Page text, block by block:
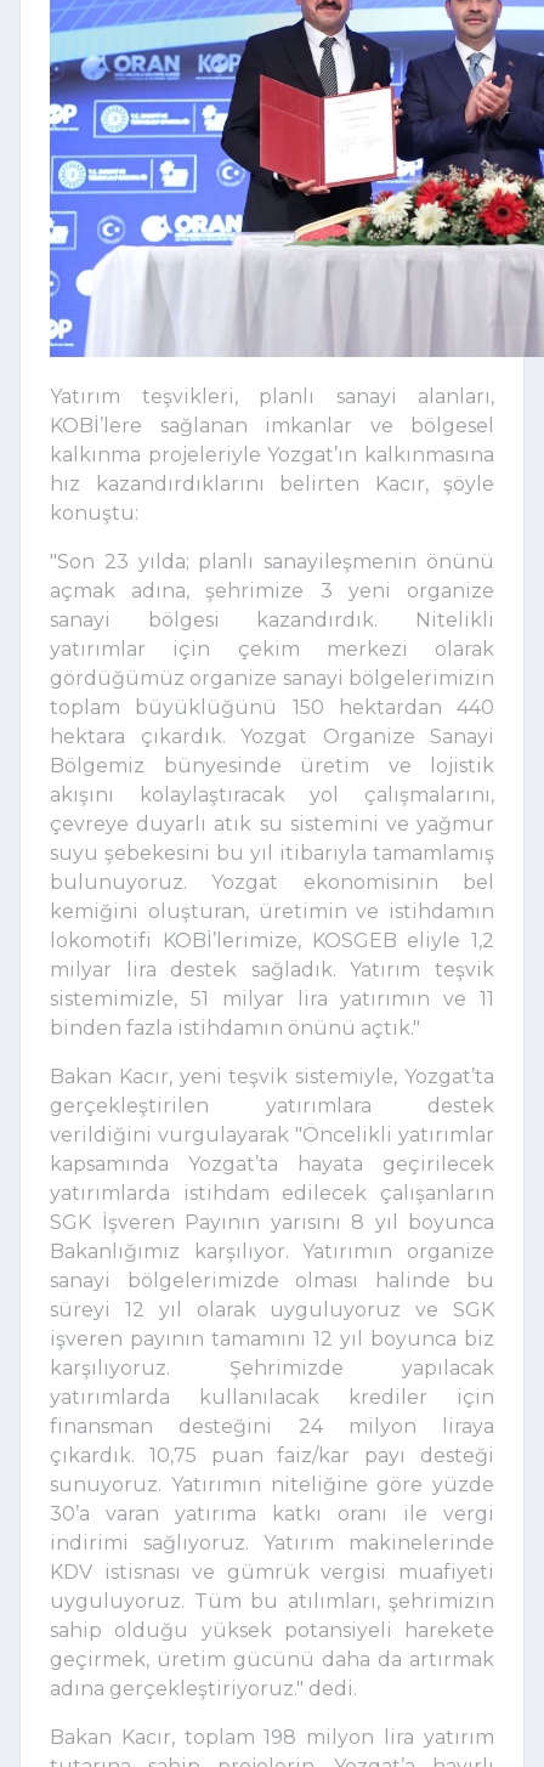
Yatırım teşvikleri, planlı sanayi alanları,
KOBİ’lere sağlanan imkanlar ve bölgesel
kalkınma projeleriyle Yozgat’ın kalkınmasına
hız kazandırdıklarını belirten Kacır, şöyle
konuştu:
"Son 23 yılda; planlı sanayileşmenin önünü
açmak adına, şehrimize 3 yeni organize
sanayi bölgesi kazandırdık. Nitelikli
yatırımlar için çekim merkezi olarak
gördüğümüz organize sanayi bölgelerimizin
toplam büyüklüğünü 150 hektardan 440
hektara çıkardık. Yozgat Organize Sanayi
Bölgemiz bünyesinde üretim ve lojistik
akışını kolaylaştıracak yol çalışmalarını,
çevreye duyarlı atık su sistemini ve yağmur
suyu şebekesini bu yıl itibarıyla tamamlamış
bulunuyoruz. Yozgat ekonomisinin bel
kemiğini oluşturan, üretimin ve istihdamın
lokomotifi KOBİ’lerimize, KOSGEB eliyle 1,2
milyar lira destek sağladık. Yatırım teşvik
sistemimizle, 51 milyar lira yatırımın ve 11
binden fazla istihdamın önünü açtık."
Bakan Kacır, yeni teşvik sistemiyle, Yozgat’ta
gerçekleştirilen yatırımlara destek
verildiğini vurgulayarak "Öncelikli yatırımlar
kapsamında Yozgat’ta hayata geçirilecek
yatırımlarda istihdam edilecek çalışanların
SGK İşveren Payının yarısını 8 yıl boyunca
Bakanlığımız karşılıyor. Yatırımın organize
sanayi bölgelerimizde olması halinde bu
süreyi 12 yıl olarak uyguluyoruz ve SGK
işveren payının tamamını 12 yıl boyunca biz
karşılıyoruz. Şehrimizde yapılacak
yatırımlarda kullanılacak krediler için
finansman desteğini 24 milyon liraya
çıkardık. 10,75 puan faiz/kar payı desteği
sunuyoruz. Yatırımın niteliğine göre yüzde
30’a varan yatırıma katkı oranı ile vergi
indirimi sağlıyoruz. Yatırım makinelerinde
KDV istisnası ve gümrük vergisi muafiyeti
uyguluyoruz. Tüm bu atılımları, şehrimizin
sahip olduğu yüksek potansiyeli harekete
geçirmek, üretim gücünü daha da artırmak
adına gerçekleştiriyoruz." dedi.
Bakan Kacır, toplam 198 milyon lira yatırım